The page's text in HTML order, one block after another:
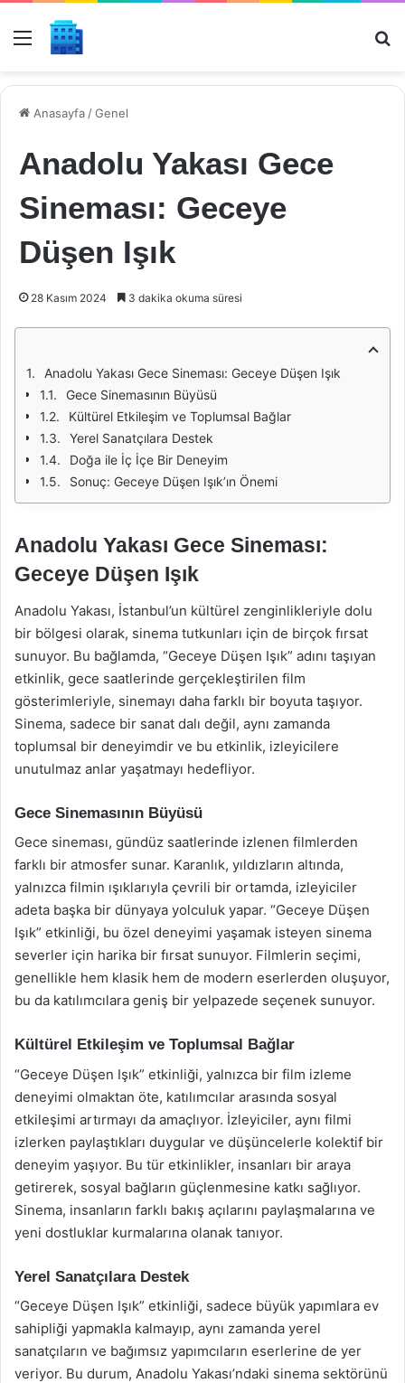
Menü
Anasayfa /Genel
Anadolu Yakası Gece
Sineması: Geceye
Düşen Işık
28 Kasım 2024 3 dakika okuma süresi
Anadolu Yakası Gece Sineması: Geceye Düşen Işık
Gece Sinemasının Büyüsü
Kültürel Etkileşim ve Toplumsal Bağlar
Yerel Sanatçılara Destek
Doğa ile İç İçe Bir Deneyim
Sonuç: Geceye Düşen Işık’ın Önemi
Anadolu Yakası Gece Sineması:
Geceye Düşen Işık
Anadolu Yakası, İstanbul’un kültürel zenginlikleriyle dolu
bir bölgesi olarak, sinema tutkunları için de birçok fırsat
sunuyor. Bu bağlamda, “Geceye Düşen Işık” adını taşıyan
etkinlik, gece saatlerinde gerçekleştirilen film
gösterimleriyle, sinemayı daha farklı bir boyuta taşıyor.
Sinema, sadece bir sanat dalı değil, aynı zamanda
toplumsal bir deneyimdir ve bu etkinlik, izleyicilere
unutulmaz anlar yaşatmayı hedefliyor.
Gece Sinemasının Büyüsü
Gece sineması, gündüz saatlerinde izlenen filmlerden
farklı bir atmosfer sunar. Karanlık, yıldızların altında,
yalnızca filmin ışıklarıyla çevrili bir ortamda, izleyiciler
adeta başka bir dünyaya yolculuk yapar. “Geceye Düşen
Işık” etkinliği, bu özel deneyimi yaşamak isteyen sinema
severler için harika bir fırsat sunuyor. Filmlerin seçimi,
genellikle hem klasik hem de modern eserlerden oluşuyor,
bu da katılımcılara geniş bir yelpazede seçenek sunuyor.
Kültürel Etkileşim ve Toplumsal Bağlar
“Geceye Düşen Işık” etkinliği, yalnızca bir film izleme
deneyimi olmaktan öte, katılımcılar arasında sosyal
etkileşimi artırmayı da amaçlıyor. İzleyiciler, aynı filmi
izlerken paylaştıkları duygular ve düşüncelerle kolektif bir
deneyim yaşıyor. Bu tür etkinlikler, insanları bir araya
getirerek, sosyal bağların güçlenmesine katkı sağlıyor.
Sinema, insanların farklı bakış açılarını paylaşmalarına ve
yeni dostluklar kurmalarına olanak tanıyor.
Yerel Sanatçılara Destek
“Geceye Düşen Işık” etkinliği, sadece büyük yapımlara ev
sahipliği yapmakla kalmayıp, aynı zamanda yerel
sanatçıların ve bağımsız yapımcıların eserlerine de yer
veriyor. Bu durum, Anadolu Yakası’ndaki sinema sektörünü